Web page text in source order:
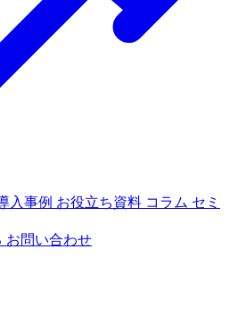
入事例 お役立ち資料 コラム セミ
お問い合わせ